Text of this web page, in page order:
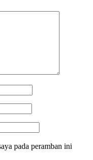
pada peramban ini